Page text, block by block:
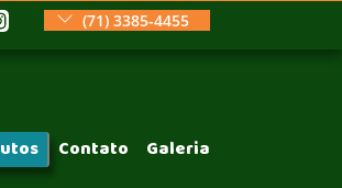
(71) 3385-4455
Contato Galeria